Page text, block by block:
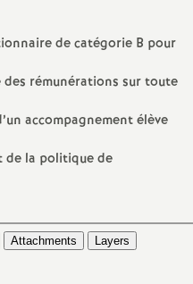
n
s
e
i
n
de catégorie B pour
rémunérations sur toute
accompagnement élève
de la politique de